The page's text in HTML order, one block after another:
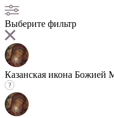
Выберите фильтр
Казанская икона Божией